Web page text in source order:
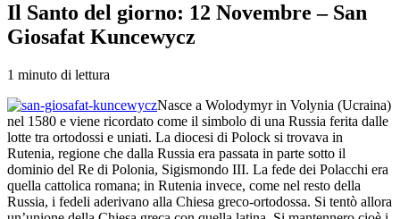
Il Santo del giorno: 12 Novembre – San
Giosafat Kuncewycz
1 minuto di lettura
Nasce a Wolodymyr in Volynia (Ucraina)
nel 1580 e viene ricordato come il simbolo di una Russia ferita dalle
lotte tra ortodossi e uniati. La diocesi di Polock si trovava in
Rutenia, regione che dalla Russia era passata in parte sotto il
dominio del Re di Polonia, Sigismondo III. La fede dei Polacchi era
quella cattolica romana; in Rutenia invece, come nel resto della
Russia, i fedeli aderivano alla Chiesa greco-ortodossa. Si tentò allora